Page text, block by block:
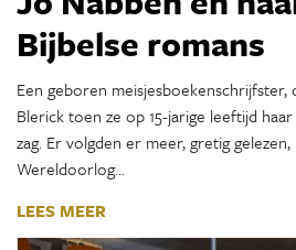
Bijbelse romans
Een geboren
Blerick toen ze op 15-jarige leeftijd
zag. Er volgden er meer, gretig
Wereldoorlog…
LEES MEER